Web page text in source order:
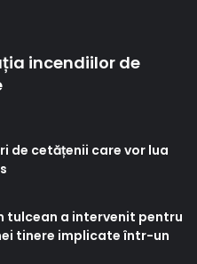
incendiilor de
de cetățenii care vor lua
tulcean a intervenit pentru
tinere implicate într-un